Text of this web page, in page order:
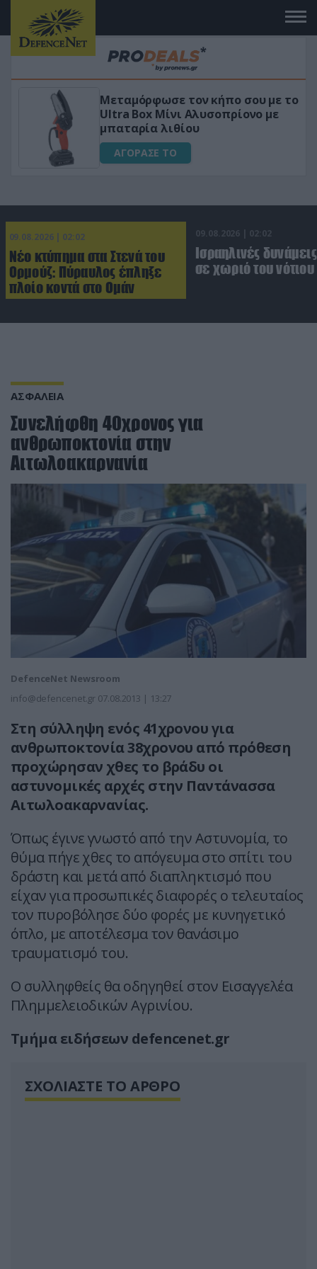
κήπο σου με το
με
«Μαγική» φόρμουλα
για αύξηση της
09.08.2026 | 02:02
Νέο κτύπημα στα Στενά του
Ορμούζ: Πύραυλος έπληξε
πλοίο κοντά στο Ομάν
09.08.2026 | 02:02
Ισραηλινές
σε χωριό του
ΑΣΦΑΛΕΙΑ
Συνελήφθη 40χρονος για
ανθρωποκτονία στην
Αιτωλοακαρνανία
DefenceNet Newsroom
info@defencenet.gr 07.08.2013 | 13:27
Στη σύλληψη ενός 41χρονου για
ανθρωποκτονία 38χρονου από πρόθεση
προχώρησαν χθες το βράδυ οι
αστυνομικές αρχές στην Παντάνασσα
Αιτωλοακαρνανίας.
Όπως έγινε γνωστό από την Αστυνομία, το
θύμα πήγε χθες το απόγευμα στο σπίτι του
δράστη και μετά από διαπληκτισμό που
είχαν για προσωπικές διαφορές ο τελευταίος
τον πυροβόλησε δύο φορές με κυνηγετικό
όπλο, με αποτέλεσμα τον θανάσιμο
τραυματισμό του.
Ο συλληφθείς θα οδηγηθεί στον Εισαγγελέα
Πλημμελειοδικών Αγρινίου.
Τμήμα ειδήσεων defencenet.gr
ΣΧΟΛΙΑΣΤΕ ΤΟ ΑΡΘΡΟ